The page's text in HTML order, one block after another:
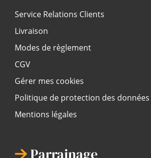
Service Relations Clients
Livraison
Modes de règlement
CGV
Gérer mes cookies
Politique de protection des données
Mentions légales
Parrainage